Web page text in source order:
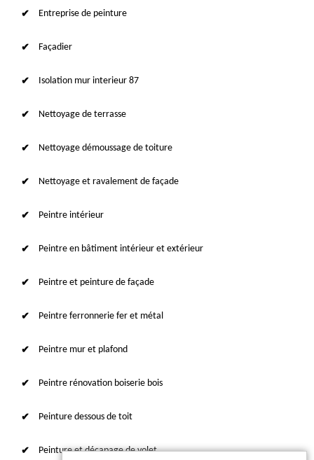
Entreprise de peinture
Façadier
Isolation mur interieur 87
Nettoyage de terrasse
Nettoyage démoussage de toiture
Nettoyage et ravalement de façade
Peintre intérieur
Peintre en bâtiment intérieur et extérieur
Peintre et peinture de façade
Peintre ferronnerie fer et métal
Peintre mur et plafond
Peintre rénovation boiserie bois
Peinture dessous de toit
Peinture et décapage de volet